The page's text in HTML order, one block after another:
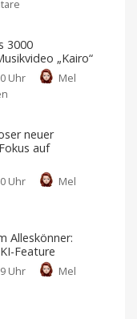
macht
die
Uhr
Platz
fürs
Hintergrundbild
So
3000
„Kairo“
Uhr
Mel
Brutalismus
3000
präsentieren
iPhone-
mit
dem
iPhone
Pro
Max
neuer
auf
Uhr
Mel
Alleskönner:
Feature
Uhr
Mel